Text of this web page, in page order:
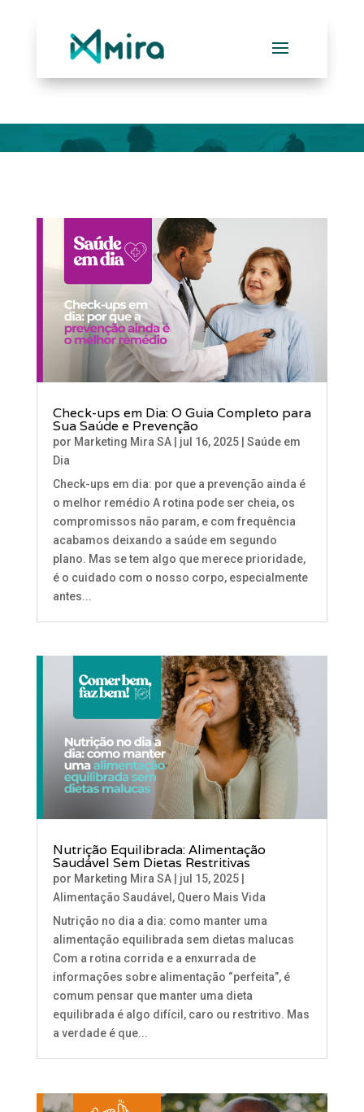
Check-ups em Dia: O Guia Completo para
Sua Saúde e Prevenção
por Marketing Mira SA| jul 16, 2025| Saúde em
Dia
Check-ups em dia: por que a prevenção ainda é
o melhor remédio A rotina pode ser cheia, os
compromissos não param, e com frequência
acabamos deixando a saúde em segundo
plano. Mas se tem algo que merece prioridade,
é o cuidado com o nosso corpo, especialmente
antes...
Nutrição Equilibrada: Alimentação
Saudável Sem Dietas Restritivas
por Marketing Mira SA| jul 15, 2025|
Alimentação Saudável , Quero Mais Vida
Nutrição no dia a dia: como manter uma
alimentação equilibrada sem dietas malucas
Com a rotina corrida e a enxurrada de
informações sobre alimentação “perfeita”, é
comum pensar que manter uma dieta
equilibrada é algo difícil, caro ou restritivo. Mas
a verdade é que...